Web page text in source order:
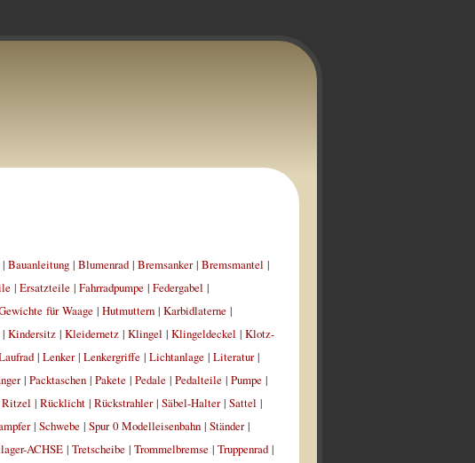
Bauanleitung| Blumenrad| Bremsanker| Bremsmantel |
| Ersatzteile| Fahrradpumpe| Federgabel |
für Waage| Hutmuttern| Karbidlaterne|
Kindersitz| Kleidernetz| Klingel | Klingeldeckel | Klotz-
| Lenker| Lenkergriffe| Lichtanlage| Literatur|
| Packtaschen| Pakete| Pedale| Pedalteile| Pumpe|
Ritzel | Rücklicht| Rückstrahler| Säbel-Halter| Sattel |
| Schwebe| Spur 0 Modelleisenbahn| Ständer|
ACHSE| Tretscheibe| Trommelbremse| Truppenrad|